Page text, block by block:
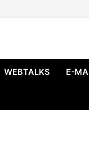
WEBTALKS E-